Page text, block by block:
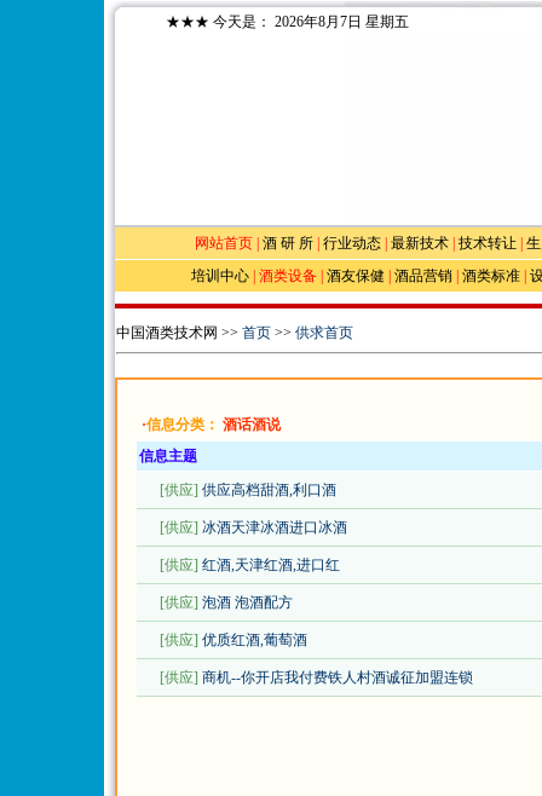
★★★ 今天是： 2026年8月7日 星期五
网站首页 酒 研 所 行业动态 最新技术 技术转让
培训中心 酒类设备 酒友保健 酒品营销 酒类标准
中国酒类技术网 >> 首页 >> 供求首页
·信息分类： 酒话酒说
信息主题
[供应] 供应高档甜酒,利口酒
[供应] 冰酒天津冰酒进口冰酒
[供应] 红酒,天津红酒,进口红
[供应] 泡酒 泡酒配方
[供应] 优质红酒,葡萄酒
[供应] 商机--你开店我付费铁人村酒诚征加盟连锁